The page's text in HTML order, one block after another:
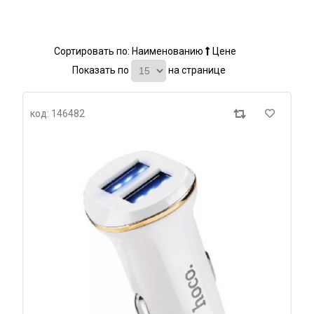
Сортировать по: Наименованию
Цене
Показать по
на странице
код: 146482